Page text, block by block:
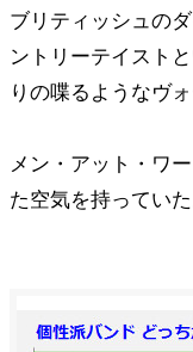
ブリティッシュの
ントリーテイスト
りの喋るようなヴ
メン・アット・ワ
た空気を持ってい